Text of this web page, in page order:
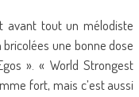
avant tout un mélodiste
une bonne dose
». « World Strongest
fort, mais c’est aussi